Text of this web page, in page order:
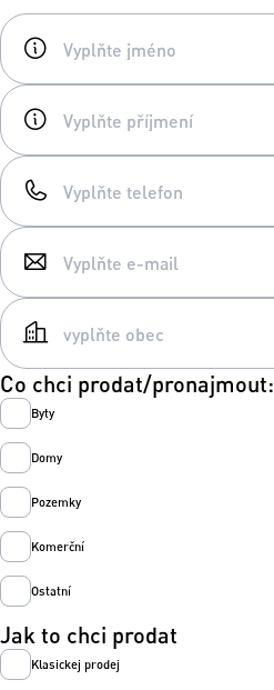
Co chci prodat/pronajmout:
Byty
Domy
Pozemky
Komerční
Ostatní
Jak to chci prodat
Klasickej prodej